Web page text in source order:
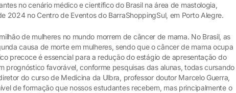
no cenário médico e científico do Brasil na área de mastologia,
2024 no Centro de Eventos do BarraShoppingSul, em Porto Alegre.
de mulheres no mundo morrem de câncer de mama. No Brasil, as
causa de morte em mulheres, sendo que o câncer de mama ocupa
precoce é essencial para a redução do estágio de apresentação do
prognóstico favorável, conforme pesquisas das alunas, todas cursando
do curso de Medicina da Ulbra, professor doutor Marcelo Guerra,
de formação que nossos estudantes recebem, mas principalmente o